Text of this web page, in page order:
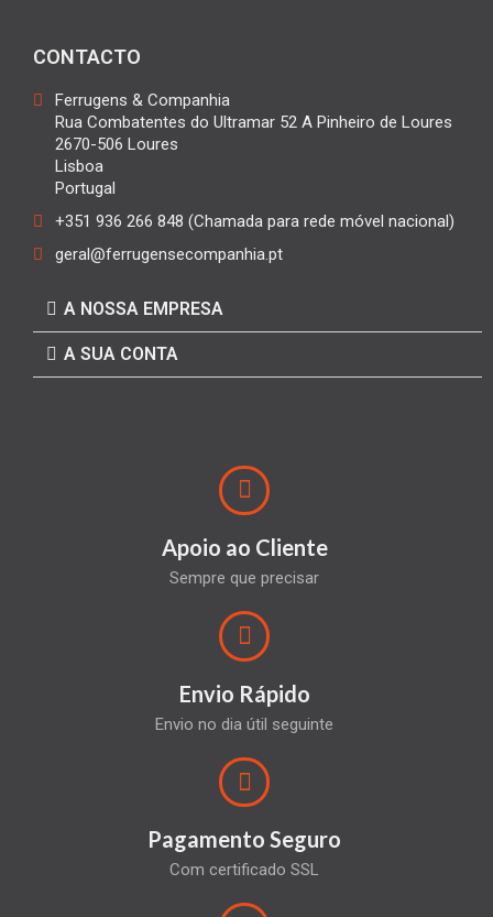
CONTACTO
Ferrugens & Companhia
Rua Combatentes do Ultramar 52 A Pinheiro de Loures
2670-506 Loures
Lisboa
Portugal
+351 936 266 848 (Chamada para rede móvel nacional)
geral@ferrugensecompanhia.pt
A NOSSA EMPRESA
A SUA CONTA
Apoio ao Cliente
Sempre que precisar
Envio Rápido
Envio no dia útil seguinte
Pagamento Seguro
Com certificado SSL